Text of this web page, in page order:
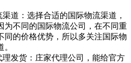
：选择合适的国际物流渠道，
为不同的国际物流公司，在不同重
同的价格优势，所以多关注国际物
发货：庄家代理公司，能给官方